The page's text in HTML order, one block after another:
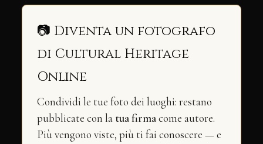
📷 Diventa un fotografo
di Cultural Heritage
Online
Condividi le tue foto dei luoghi: restano
pubblicate con la tua firmacome autore.
Più vengono viste, più ti fai conoscere — e